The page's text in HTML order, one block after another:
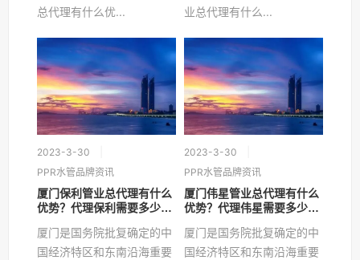
总代理有什么优...
业总代理有什么...
2023-3-30
PPR水管品牌资讯
厦门保利管业总代理有什么
优势？代理保利需要多少
厦门是国务院批复确定的中
国经济特区和东南沿海重要
2023-3-30
PPR水管品牌资讯
厦门伟星管业总代理有什么
优势？代理伟星需要多少
厦门是国务院批复确定的中
国经济特区和东南沿海重要